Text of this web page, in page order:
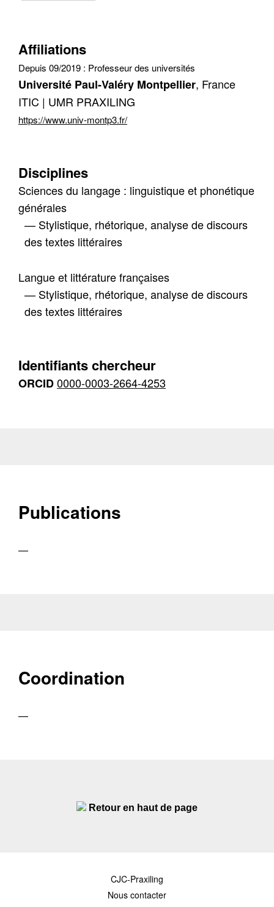
Affiliations
Depuis 09/2019 : Professeur des universités
Université Paul-Valéry Montpellier, France
ITIC | UMR PRAXILING
https://www.univ-montp3.fr/
Disciplines
Sciences du langage : linguistique et phonétique
générales
— Stylistique, rhétorique, analyse de discours
des textes littéraires
Langue et littérature françaises
— Stylistique, rhétorique, analyse de discours
des textes littéraires
Identifiants chercheur
ORCID0000-0003-2664-4253
Publications
—
Coordination
—
Retour en haut de page
CJC-Praxiling
Nous contacter